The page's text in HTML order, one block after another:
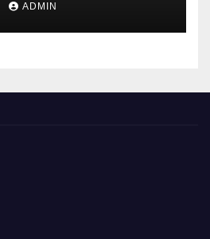
ADMIN